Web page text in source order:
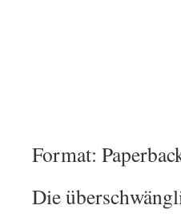
Format:
Die